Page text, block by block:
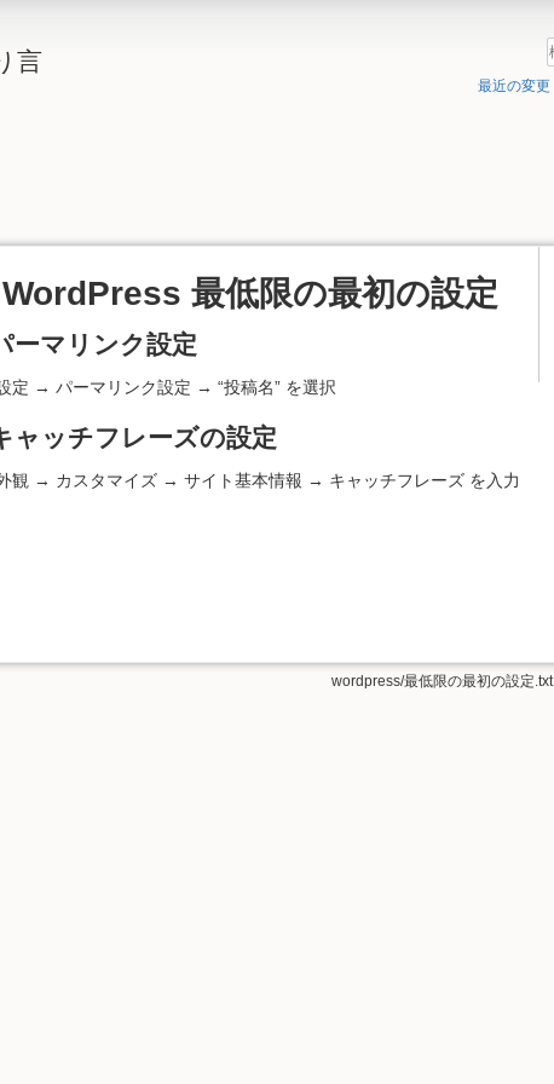
言
最近の変更
最低限の最初の設定
ーマリンク設定
パーマリンク設定 → “投稿名” を選択
ャッチフレーズの設定
カスタマイズ → サイト基本情報 → キャッチフレーズ を入力
wordpress/最低限の最初の設定.txt